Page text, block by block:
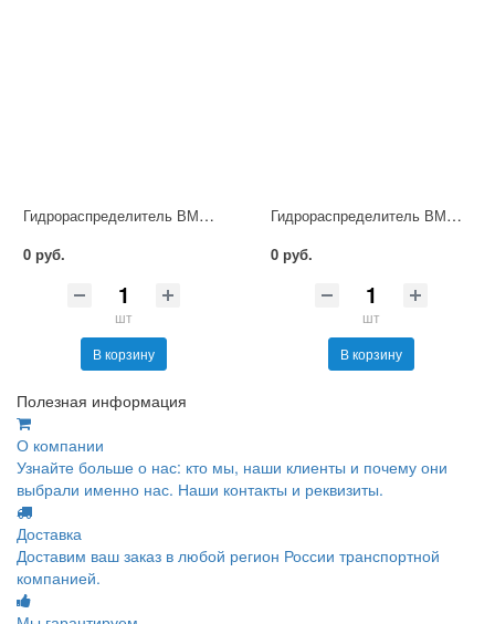
Гидрораспределитель ВММ16.64А УХЛ4
0 руб.
шт
В корзину
Гидрораспределитель ВММ16.64 УХЛ4
0 руб.
шт
В корзину
Полезная информация
О компании
Узнайте больше о нас: кто мы, наши клиенты и почему они
выбрали именно нас. Наши контакты и реквизиты.
Доставка
Доставим ваш заказ в любой регион России транспортной
компанией.